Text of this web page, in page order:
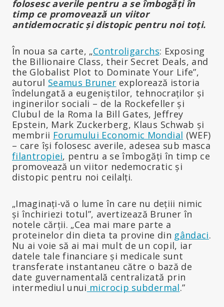
folosesc averile pentru a se îmbogăți în
timp ce promovează un viitor
antidemocratic și distopic pentru noi toți.
În noua sa carte, „Controligarchs: Exposing
the Billionaire Class, their Secret Deals, and
the Globalist Plot to Dominate Your Life”,
autorul Seamus Bruner explorează istoria
îndelungată a eugeniștilor, tehnocraților și
inginerilor sociali – de la Rockefeller și
Clubul de la Roma la Bill Gates, Jeffrey
Epstein, Mark Zuckerberg, Klaus Schwab și
membrii Forumului Economic Mondial (WEF)
– care își folosesc averile, adesea sub masca
filantropiei, pentru a se îmbogăți în timp ce
promovează un viitor nedemocratic și
distopic pentru noi ceilalți.
„Imaginați-vă o lume în care nu dețiii nimic
și închiriezi totul”, avertizează Bruner în
notele cărții. „Cea mai mare parte a
proteinelor din dieta ta provine din gândaci.
Nu ai voie să ai mai mult de un copil, iar
datele tale financiare și medicale sunt
transferate instantaneu către o bază de
date guvernamentală centralizată prin
intermediul unui microcip subdermal.”